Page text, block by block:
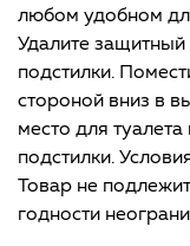
любом удобном
Удалите защитный
подстилки.
стороной вниз в
место для
подстилки.
Товар не
годности